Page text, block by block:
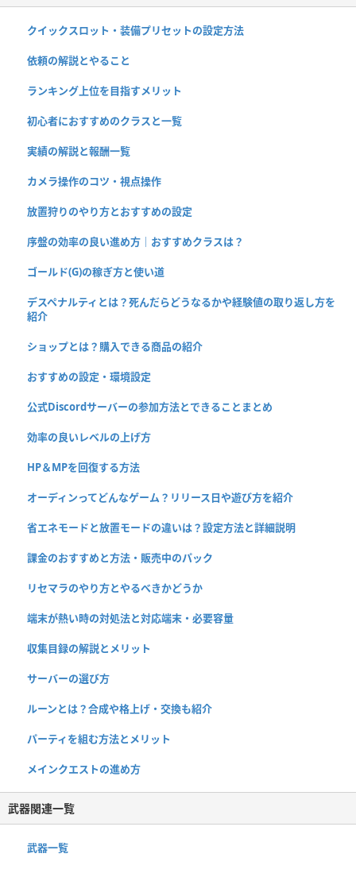
クイックスロット・装備プリセットの設定方法
依頼の解説とやること
ランキング上位を目指すメリット
初心者におすすめのクラスと一覧
実績の解説と報酬一覧
カメラ操作のコツ・視点操作
放置狩りのやり方とおすすめの設定
序盤の効率の良い進め方｜おすすめクラスは？
ゴールド(G)の稼ぎ方と使い道
デスペナルティとは？死んだらどうなるかや経験値の取り返し方を
紹介
ショップとは？購入できる商品の紹介
おすすめの設定・環境設定
公式Discordサーバーの参加方法とできることまとめ
効率の良いレベルの上げ方
HP＆MPを回復する方法
オーディンってどんなゲーム？リリース日や遊び方を紹介
省エネモードと放置モードの違いは？設定方法と詳細説明
課金のおすすめと方法・販売中のパック
リセマラのやり方とやるべきかどうか
端末が熱い時の対処法と対応端末・必要容量
収集目録の解説とメリット
サーバーの選び方
ルーンとは？合成や格上げ・交換も紹介
パーティを組む方法とメリット
メインクエストの進め方
武器関連一覧
武器一覧